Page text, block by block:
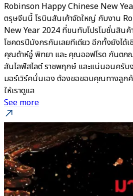
Robinson Happy Chinese New
ตรุษจีนนี้ โรบินสันเค้าจัดใหญ่ กับงาน
New Year 2024 ที่ขนทับโปรโมชั่นสิน
โชคดรปีมังกรกันเลยทีเดียว อีกทั้งยังไ
คุณต้าห์อู๋ พิทยา และ คุณออฟโรด กันตภ
สันไลฟ์สไลต์ ราชพฤกษ์ และแน่นอนครับ
มอร์เวิร์คนั่นเอง ต้องขอขอบคุณทางลูก
ให้เราดูแล
See more